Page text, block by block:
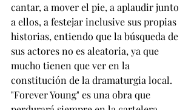
cantar, a mover el pie, a aplaudir junto
a ellos, a festejar inclusive sus propias
historias, entiendo que la búsqueda de
sus actores no es aleatoria, ya que
mucho tienen que ver en la
constitución de la dramaturgia local.
"Forever Young" es una obra que